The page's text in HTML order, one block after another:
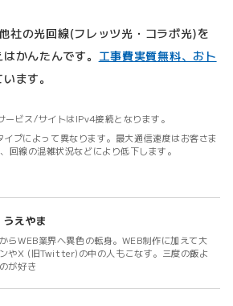
社の光回線(フレッツ光・コラボ光)を
かんたんです。 工事費実質無料、おト
ます。
ービス/サイトはIPv4接続となります。
プによって異なります。最大通信速度はお客さま
回線の混雑状況などにより低下します。
うえやま
らWEB業界へ異色の転身。WEB制作に加えて大
やX (旧Twitter)の中の人もこなす。三度の飯よ
が好き